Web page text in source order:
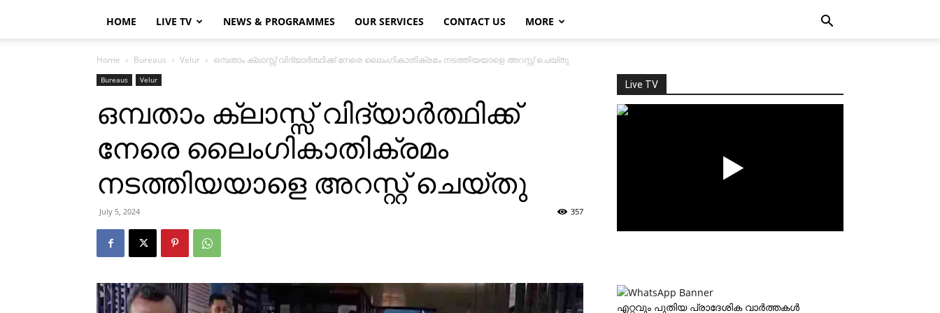
HOME LIVE TV NEWS & PROGRAMMES OUR SERVICES CONTACT US MORE
Home Bureaus Velur ഒമ്പതാം ക്ലാസ്സ് വിദ്യാര്‍ത്ഥിക്ക് നേരെ ലൈംഗികാതിക്രമം നടത്തിയയാളെ അറസ്റ്റ് ചെയ്തു
Bureaus Velur
ഒമ്പതാം ക്ലാസ്സ് വിദ്യാര്‍ത്ഥിക്ക്
നേരെ ലൈംഗികാതിക്രമം
നടത്തിയയാളെ അറസ്റ്റ് ചെയ്തു
July 5, 2024 357
Live TV
എറ്റവും പുതിയ പ്രാദേശിക വാര്‍ത്തകള്‍